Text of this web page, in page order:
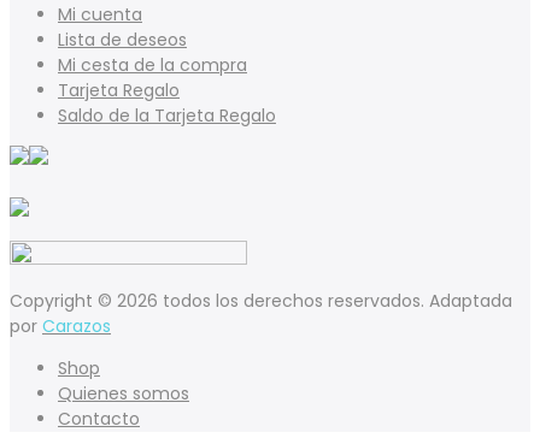
Mi cuenta
Lista de deseos
Mi cesta de la compra
Tarjeta Regalo
Saldo de la Tarjeta Regalo
Copyright © 2026 todos los derechos reservados. Adaptada
por Carazos
Shop
Quienes somos
Contacto